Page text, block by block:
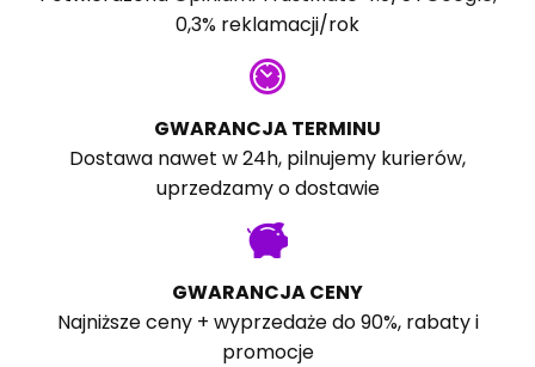
0,3% reklamacji/rok
GWARANCJA TERMINU
Dostawa nawet w 24h, pilnujemy kurierów,
uprzedzamy o dostawie
GWARANCJA CENY
Najniższe ceny + wyprzedaże do 90%, rabaty i
promocje